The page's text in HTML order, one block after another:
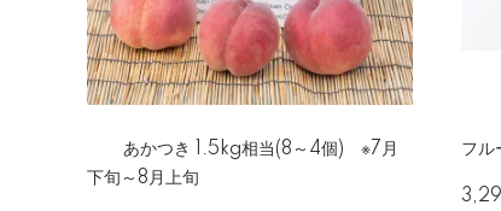
あかつき 1.5kg相当(8～4個) ※7月
下旬～8月上旬
フ